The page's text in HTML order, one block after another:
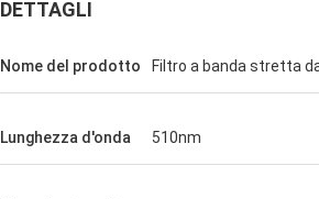
DETTAGLI
Nome del prodotto Filtro a banda stretta
Lunghezza d'onda 510nm